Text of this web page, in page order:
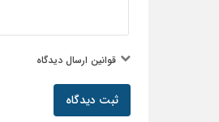
قوانین ارسال دیدگاه
ثبت دیدگاه